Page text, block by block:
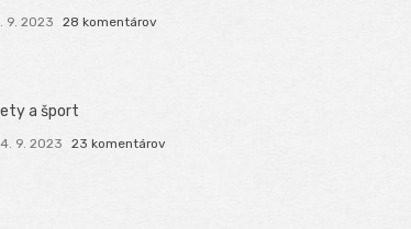
9. 2023 28 komentárov
a šport
9. 2023 23 komentárov